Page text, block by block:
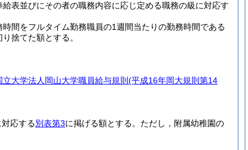
表並びにその者の職務内容に応じ定める職務の級に対応す
間をフルタイム勤務職員の1週間当たりの勤務時間である
捨てた額とする。
立大学法人岡山大学職員給与規則 (平成16年岡大規則第14
応する別表第3に掲げる額とする。 ただし，附属幼稚園の